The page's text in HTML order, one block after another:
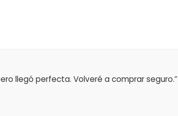
llegó perfecta. Volveré a comprar seguro.”